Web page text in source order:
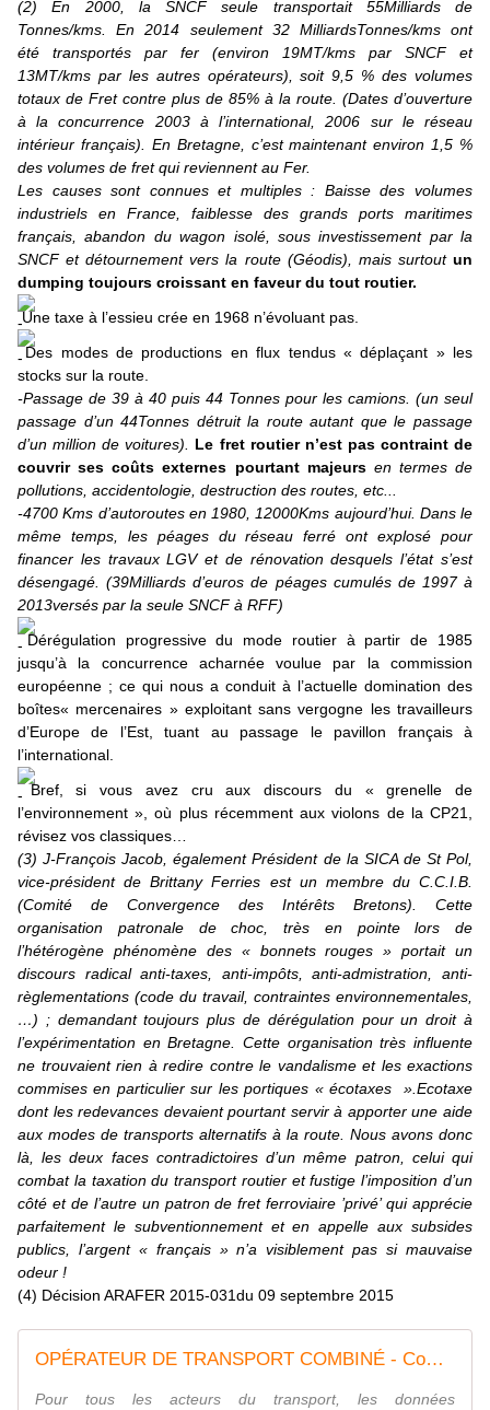
(2) En 2000, la SNCF seule transportait 55Milliards de
Tonnes/kms. En 2014 seulement 32 MilliardsTonnes/kmsont
été transportés par fer (environ 19MT/kms par SNCF et
13MT/kms par les autres opérateurs), soit 9,5 % des volumes
totaux de Fret contre plus de 85% à la route. (Dates d’ouverture
à la concurrence 2003 à l’international, 2006 sur le réseau
intérieur français). En Bretagne, c’est maintenant environ 1,5 %
des volumes de fret qui reviennent au Fer.
Les causes sont connues et multiples : Baisse des volumes
industriels en France, faiblesse des grands ports maritimes
français, abandon du wagon isolé, sous investissement par la
SNCF et détournement vers la route (Géodis), mais surtout un
dumping toujours croissant en faveur du tout routier.
Une taxe à l’essieu crée en 1968 n’évoluant pas.
Des modes de productions en flux tendus « déplaçant » les
stocks sur la route.
-Passage de 39 à 40 puis 44 Tonnes pour les camions. (un seul
passage d’un 44Tonnes détruit la route autant que le passage
d’un million de voitures). Le fret routier n’est pas contraint de
couvrir ses coûts externes pourtant majeursen termes de
pollutions, accidentologie, destruction des routes, etc...
-4700 Kms d’autoroutes en 1980, 12000Kms aujourd’hui. Dans le
même temps, les péages du réseau ferré ont explosé pour
financer les travaux LGV et de rénovation desquels l’état s’est
désengagé. (39Milliards d’euros de péages cumulés de 1997 à
2013versés par la seule SNCF à RFF)
Dérégulation progressive du mode routier à partir de 1985
jusqu’à la concurrence acharnée voulue par la commission
européenne ; ce qui nous a conduit à l’actuelle domination des
boîtes« mercenaires » exploitant sans vergogne les travailleurs
d’Europe de l’Est, tuant au passage le pavillon français à
l’international.
Bref, si vous avez cru aux discours du « grenelle de
l’environnement », où plus récemment aux violons de la CP21,
révisez vos classiques…
(3) J-François Jacob, également Président de la SICA de St Pol,
vice-président de Brittany Ferries est un membre du C.C.I.B.
(Comité de Convergence des Intérêts Bretons). Cette
organisation patronale de choc, très en pointe lors de
l’hétérogène phénomène des « bonnets rouges » portait un
discours radical anti-taxes,
anti-impôts, anti-admistration , anti-
règlementations (code du travail, contraintes environnementales,
…) ;demandant toujours plus de dérégulation pour un droit à
l’expérimentation en Bretagne. Cette organisation très influente
ne trouvaient rien à redire contre le vandalisme et les exactions
commises en particulier sur les portiques « écotaxes
».Ecotaxe
dont les redevances devaient pourtant servir à apporter une aide
aux modes de transports alternatifs à la route. Nous avons donc
là, les deux faces contradictoires d’un même patron, celui qui
combat la taxation du transport routier et fustige l’imposition d’un
côté et de l’autre un patron de fret ferroviaire ’privé’ qui apprécie
parfaitement le subventionnement et en appelle aux subsides
publics, l’argent « français » n’a visiblement pas si mauvaise
odeur !
(4) Décision ARAFER 2015-031du 09 septembre 2015
OPÉRATEUR DE TRANSPORT COMBINÉ - Combiwest Bretagne
Pour tous les acteurs du transport, les données